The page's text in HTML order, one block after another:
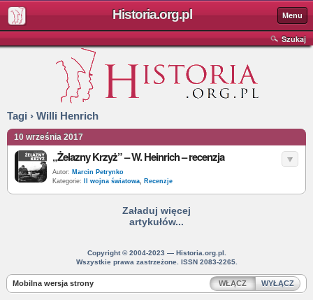
Historia.org.pl Menu
Szukaj
Tagi › Willi Henrich
10 września 2017
„Żelazny Krzyż” – W. Heinrich – recenzja
Autor: Marcin Petrynko
Kategorie:
II wojna światowa, Recenzje
Załaduj więcej
artykułów...
Copyright © 2004-2023 — Historia.org.pl.
Wszystkie prawa zastrzeżone. ISSN 2083-2265.
Mobilna wersja strony WŁĄCZ WYŁĄCZ